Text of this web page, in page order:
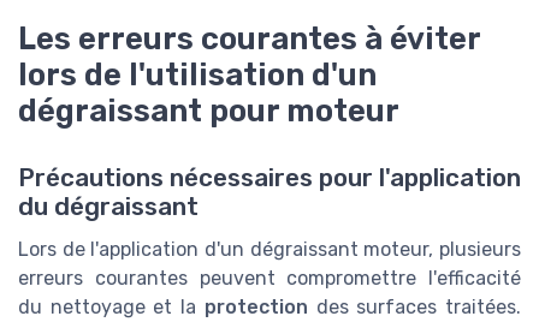
Les erreurs courantes à éviter
lors de l'utilisation d'un
dégraissant pour moteur
Précautions nécessaires pour l'application
du dégraissant
Lors de l'application d'un dégraissant moteur, plusieurs
erreurs courantes peuvent compromettre l'efficacité
du nettoyage et la protection des surfaces traitées.